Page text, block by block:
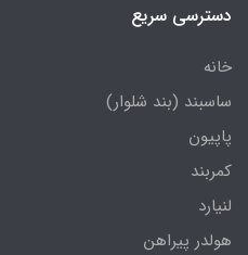
دسترسی سریع
خانه
ساسبند (بند شلوار)
پاپیون
کمربند
لنیارد
هولدر پیراهن